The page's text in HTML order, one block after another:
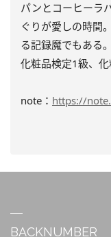
パンとコーヒーラ
ぐりが愛しの時間
る記録魔でもある。
化粧品検定1級、化
note： https://
BACKNUMBER